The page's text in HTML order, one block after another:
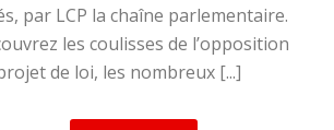
par LCP la chaîne parlementaire.
les coulisses de l’opposition
de loi, les nombreux [...]